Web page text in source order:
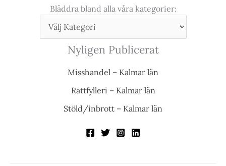
Bläddra bland alla våra kategorier:
Nyligen Publicerat
Misshandel – Kalmar län
Rattfylleri – Kalmar län
Stöld/inbrott – Kalmar län